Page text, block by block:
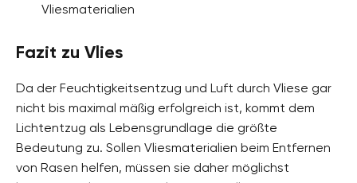
Vliesmaterialien
Fazit zu Vlies
Da der Feuchtigkeitsentzug und Luft durch Vliese gar
nicht bis maximal mäßig erfolgreich ist, kommt dem
Lichtentzug als Lebensgrundlage die größte
Bedeutung zu. Sollen Vliesmaterialien beim Entfernen
von Rasen helfen, müssen sie daher möglichst